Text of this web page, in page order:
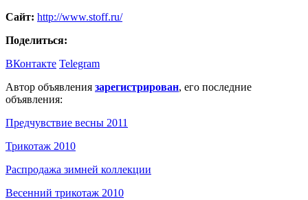
Сайт: http://www.stoff.ru/
Поделиться:
ВКонтакте Telegram
Автор объявления зарегистрирован, его последние
объявления:
Предчувствие весны 2011
Трикотаж 2010
Распродажа зимней коллекции
Весенний трикотаж 2010